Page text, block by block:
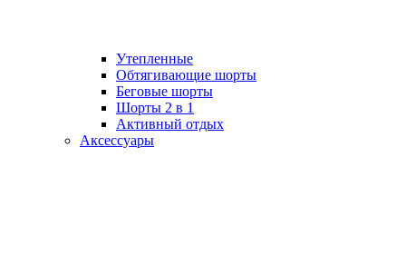
Утепленные
Обтягивающие шорты
Беговые шорты
Шорты 2 в 1
Активный отдых
Аксессуары